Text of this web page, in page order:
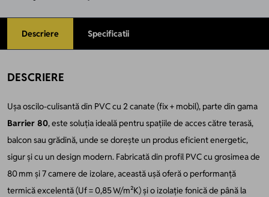
Descriere Specificatii
DESCRIERE
Ușa oscilo-culisantă din PVC cu 2 canate (fix + mobil), parte din gama
Barrier 80, este soluția ideală pentru spațiile de acces către terasă,
balcon sau grădină, unde se dorește un produs eficient energetic,
sigur și cu un design modern. Fabricată din profil PVC cu grosimea de
80 mm și 7 camere de izolare, această ușă oferă o performanță
termică excelentă (Uf = 0,85 W/m²K) și o izolație fonică de până la